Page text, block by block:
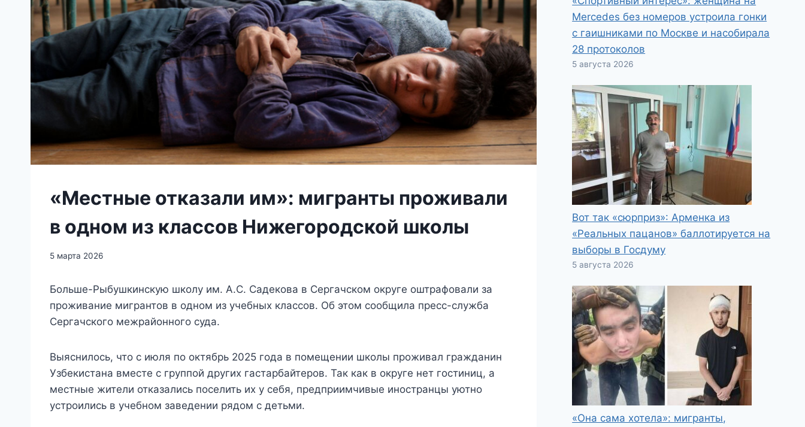
«Местные отказали им»: мигранты проживали
в одном из классов Нижегородской школы
5 марта 2026
Больше-Рыбушкинскую школу им. А.С. Садекова в Сергачском округе оштрафовали за
проживание мигрантов в одном из учебных классов. Об этом сообщила пресс-служба
Сергачского межрайонного суда.
Выяснилось, что с июля по октябрь 2025 года в помещении школы проживал гражданин
Узбекистана вместе с группой других гастарбайтеров. Так как в округе нет гостиниц, а
местные жители отказались поселить их у себя, предприимчивые иностранцы уютно
устроились в учебном заведении рядом с детьми.
Mercedes без номеров устроила гонки
с гаишниками по Москве и насобирала
28 протоколов
5 августа 2026
Вот так «сюрприз»: Арменка из
«Реальных пацанов» баллотируется на
выборы в Госдуму
5 августа 2026
«Она сама хотела»: мигранты,